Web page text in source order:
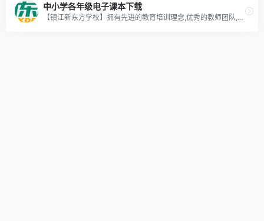
中小学各年级电子课本下载
【镇江新东方学校】拥有先进的教育培训理念,优秀的教师团队,为您提供托福、雅思、考研、四六级、创客、演讲与口才、美术、英语学习、小语种等线上及线下培训课程，欢迎咨询。